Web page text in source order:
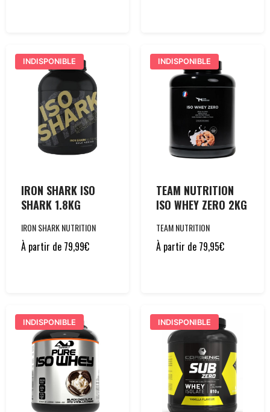
INDISPONIBLE
IRON SHARK ISO
SHARK 1.8KG
IRON SHARK NUTRITION
À partir de 79,99€
INDISPONIBLE
TEAM NUTRITION
ISO WHEY ZERO 2KG
TEAM NUTRITION
À partir de 79,95€
INDISPONIBLE INDISPONIBLE